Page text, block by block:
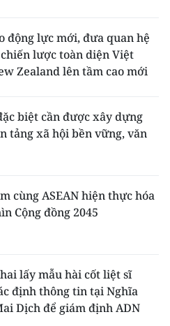
động lực mới, đưa quan hệ
lược toàn diện Việt
Zealand lên tầm cao mới
biệt cần được xây dựng
tảng xã hội bền vững, văn
cùng ASEAN hiện thực hóa
Cộng đồng 2045
lấy mẫu hài cốt liệt sĩ
định thông tin tại Nghĩa
Dịch để giám định ADN